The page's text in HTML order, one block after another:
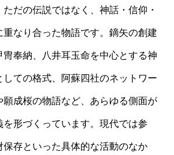
だの伝説ではなく、神話・信仰・
なり合った物語です。鏑矢の創建
奉納、八井耳玉命を中心とする神
しての格式、阿蘇四社のネットワー
願成桜の物語など、あらゆる側面が
を形づくっています。現代では参
保存といった具体的な活動のなか